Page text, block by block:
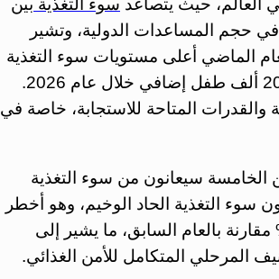
حجم المساعدات الدولية، وتشير
الماضي أعلى مستويات سوء التغذية
الحاد بين الأطفال، مع توقعات بارتفاع عدد الحالات بنحو 200 ألف طفل إضافي خلال عام 2026.
والقدرات المتاحة للاستجابة، خاصة في
مليون طفل دون سن الخامسة سيعانون من سوء التغذية
ما يقارب 942 ألف طفل يعانون سوء التغذية الحاد الوخيم، وهو أخطر
نقص التغذية، كما ارتفعت معدلات الإصابة بنحو 7% مقارنة بالعام السابق، ما يشير إلى
المرحلي المتكامل للأمن الغذائي.